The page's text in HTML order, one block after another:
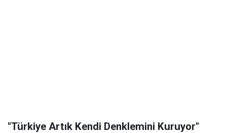
"Türkiye Artık Kendi Denklemini Kuruyor"